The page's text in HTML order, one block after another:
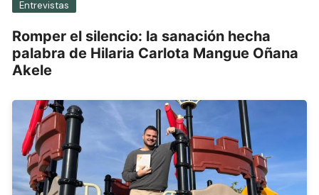
Entrevistas
Romper el silencio: la sanación hecha
palabra de Hilaria Carlota Mangue Oñana
Akele